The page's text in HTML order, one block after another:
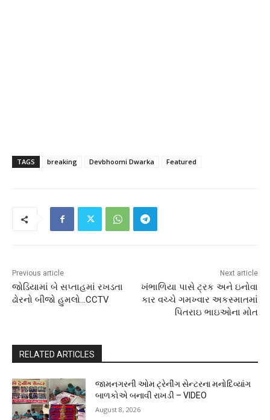
TAGS breaking Devbhoomi Dwarka Featured
Previous article
જોડિયામાં બે સપ્તાહમાં રખડતા
ઢોરનો બીજો હુમલો…CCTV
Next article
ખંભાળિયા પાસે ટ્રક અને ઇનોવા
કાર વચ્ચે ગમખ્વાર અકસ્માતમાં
પિતરાઇ ભાઇઓના મોત
RELATED ARTICLES
જામનગરની ઓમ ટ્રેનીંગ સેન્ટરના મનોદિવ્યાંગ
બાળકોએ બનાવી રાખડી – VIDEO
August 8, 2026